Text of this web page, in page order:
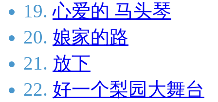
19. 心爱的 马头琴
20. 娘家的路
21. 放下
22. 好一个梨园大舞台